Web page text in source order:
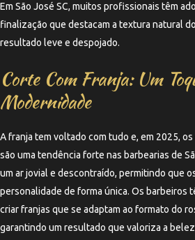
Em São José SC, muitos profissionais têm
finalização que destacam a textura natural
resultado leve e despojado.
Corte Com Franja: Um
Modernidade
A franja tem voltado com tudo e, em 2025,
são uma tendência forte nas barbearias de
um ar jovial e descontraído, permitindo que
personalidade de forma única. Os barbeiros
criar franjas que se adaptam ao formato do
garantindo um resultado que valoriza a